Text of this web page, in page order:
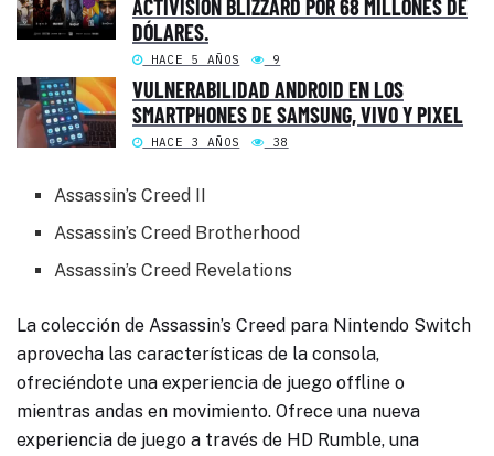
ACTIVISION BLIZZARD POR 68 MILLONES DE
DÓLARES.
HACE 5 AÑOS 9
VULNERABILIDAD ANDROID EN LOS
SMARTPHONES DE SAMSUNG, VIVO Y PIXEL
HACE 3 AÑOS 38
Assassin’s Creed II
Assassin’s Creed Brotherhood
Assassin’s Creed Revelations
La colección de Assassin’s Creed para Nintendo Switch
aprovecha las características de la consola,
ofreciéndote una experiencia de juego offline o
mientras andas en movimiento. Ofrece una nueva
experiencia de juego a través de HD Rumble, una